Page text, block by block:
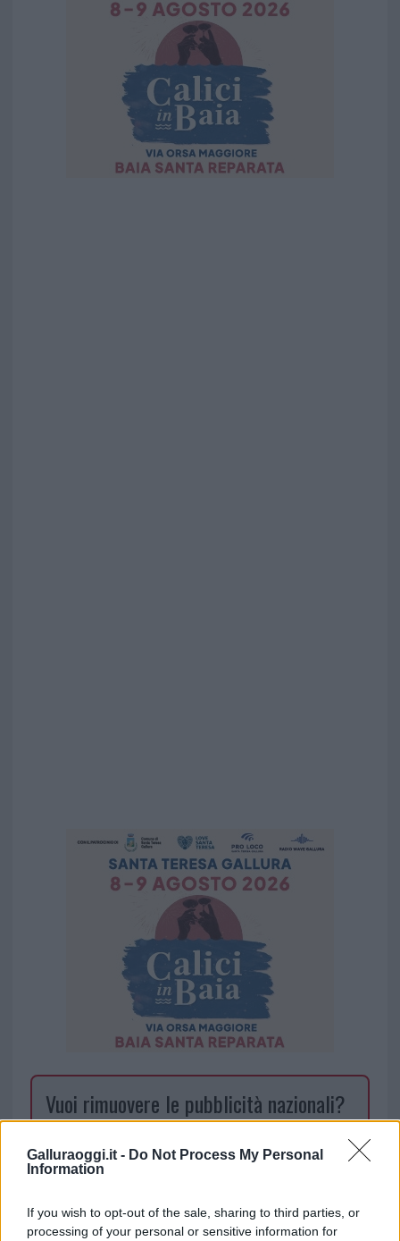
Galluraoggi.it - Do Not Process My Personal
Information
If you wish to opt-out of the sale, sharing to third parties, or
processing of your personal or sensitive information for
Vuoi rimuovere le pubblicità nazionali?
Puoi abbonarti asoli € 1,10 al mese
cliccando
Sei già abbonato?